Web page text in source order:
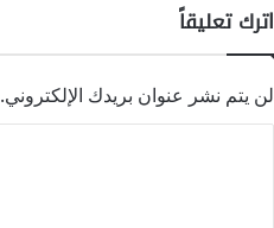
اترك تعليقاً
لن يتم نشر عنوان بريدك الإلكتروني.